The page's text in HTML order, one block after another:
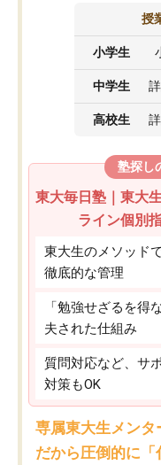
授
小学生
中学生
高校生
塾探し
東大毎日塾｜東大
ライン個別
東大生のメソッド
徹底的な管理
「勉強せざるを得
夫された仕組み
質問対応など、サ
対策もOK
専属東大生メンタ
だから圧倒的に「